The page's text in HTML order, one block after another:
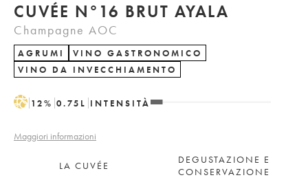
CUVÉE N°16 BRUT AYALA
Champagne AOC
AGRUMI
VINO GASTRONOMICO
VINO DA INVECCHIAMENTO
H 12% 0.75 L INTENSITÀ
Maggiori informazioni
LA CUVÉE
DEGUSTAZIONE E
CONSERVAZIONE